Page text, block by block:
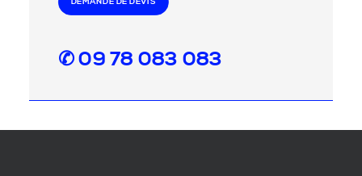
DEMANDE DE DEVIS
✆ 09 78 083 083